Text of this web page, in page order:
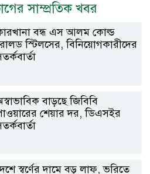
সাম্প্রতিক খবর
বন্ধ এস আলম কোল্ড
স্টিলসের, বিনিয়োগকারীদের
বাড়ছে জিবিবি
শেয়ার দর, ডিএসইর
স্বর্ণের দামে বড় লাফ, ভরিতে